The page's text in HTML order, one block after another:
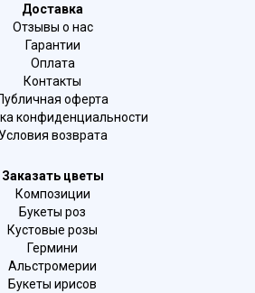
Доставка
Отзывы о нас
Гарантии
Оплата
Контакты
оферта
конфиденциальности
Условия возврата
Заказать цветы
Композиции
Букеты роз
Кустовые розы
Гермини
Альстромерии
Букеты ирисов